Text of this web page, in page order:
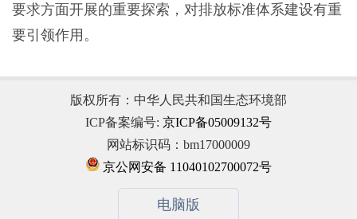
要求方面开展的重要探索，对排放标准体系建设有重
要引领作用。
版权所有：中华人民共和国生态环境部
ICP备案编号: 京ICP备05009132号
网站标识码：bm17000009
京公网安备 11040102700072号
电脑版